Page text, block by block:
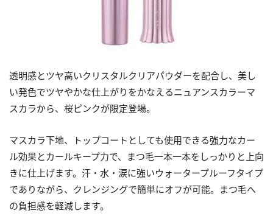
透明感とツヤ高いクリスタルクリアパウダーを配合し、美し
い発色でツヤやかな仕上がりをかなえるニュアンスカラーマ
スカラから、桜ピンクが限定登場。
マスカラ下地、トップコートとしても使用できる強力なカー
ル効果とカールキープ力で、まつ毛一本一本をしっかりと上向
きに仕上げます。汗・水・涙に強いウォータープルーフタイプ
でありながら、クレンジングで簡単にオフが可能。まつ毛へ
の負担感を軽減します。